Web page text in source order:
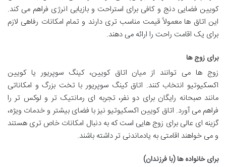
کویین فضایی دنج و کافی برای استراحت و بازیابی انرژی فراهم می کند.
این اتاق ها معمولاً قیمت مناسب تری دارند و تمام امکانات رفاهی لازم
برای یک اقامت راحت را ارائه می دهند.
برای زوج ها
زوج ها می توانند از میان اتاق کویین، کینگ سوپریور یا کویین
اکسکیوتیو انتخاب کنند. اتاق کینگ سوپریور با تخت بزرگ و امکاناتی
مانند صبحانه رایگان برای دو نفر، تجربه ای رمانتیک تر و لوکس تر را
فراهم می آورد. اتاق کویین اکسکیوتیو نیز با فضای بیشتر و خدمات ویژه،
گزینه ای عالی برای زوج هایی است که به دنبال امکانات خاص تری هستند
و می خواهند اقامتی به یادماندنی تر داشته باشند.
برای خانواده ها (با فرزندان)